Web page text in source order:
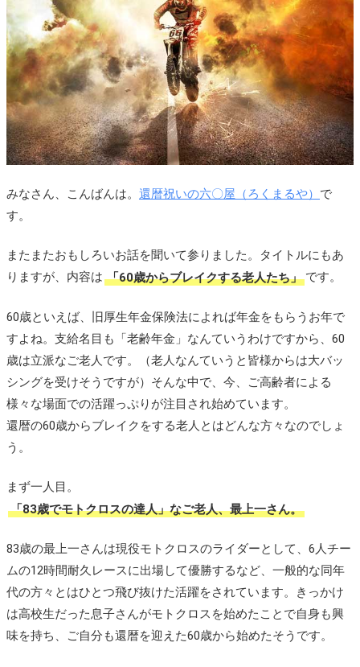
みなさん、こんばんは。 還暦祝いの六〇屋（ろくまるや） で
す。
またまたおもしろいお話を聞いて参りました。タイトルにもあ
りますが、内容は 「60歳からブレイクする老人たち」 です。
60歳といえば、旧厚生年金保険法によれば年金をもらうお年で
すよね。支給名目も「老齢年金」なんていうわけですから、60
歳は立派なご老人です。（老人なんていうと皆様からは大バッ
シングを受けそうですが）そんな中で、今、ご高齢者による
様々な場面での活躍っぷりが注目され始めています。
還暦の60歳からブレイクをする老人とはどんな方々なのでしょ
う。
まず一人目。
「83歳でモトクロスの達人」なご老人、最上一さん。
83歳の最上一さんは現役モトクロスのライダーとして、6人チー
ムの12時間耐久レースに出場して優勝するなど、一般的な同年
代の方々とはひとつ飛び抜けた活躍をされています。きっかけ
は高校生だった息子さんがモトクロスを始めたことで自身も興
味を持ち、ご自分も還暦を迎えた60歳から始めたそうです。